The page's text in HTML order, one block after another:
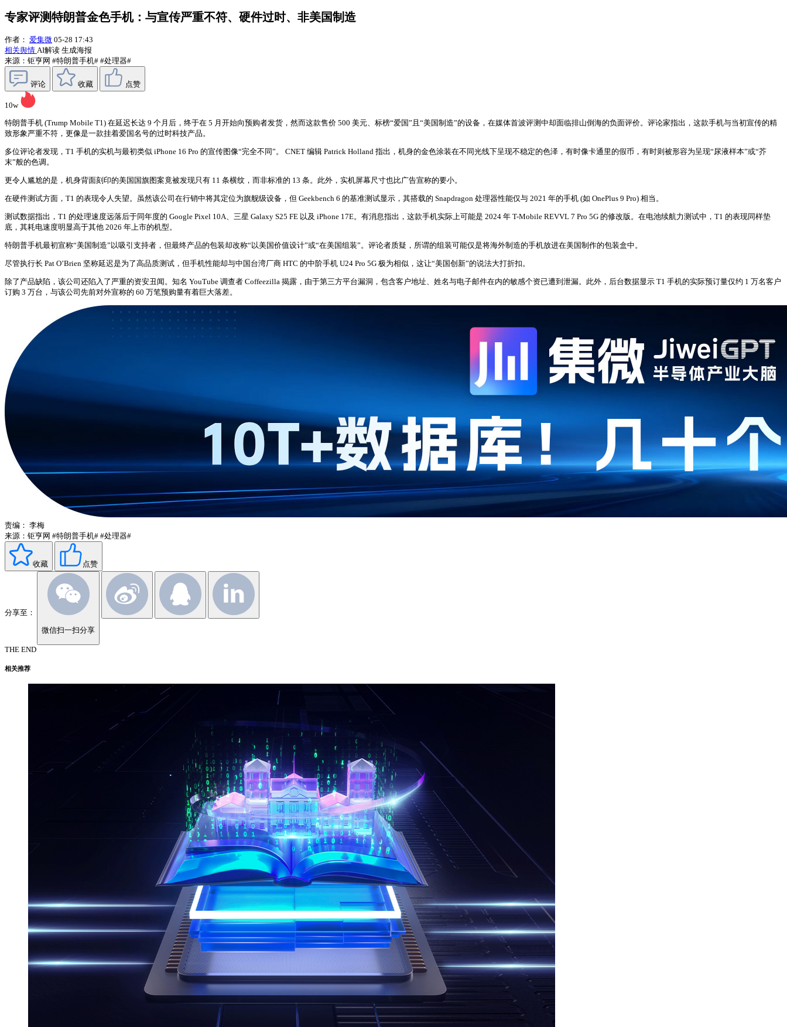
专家评测特朗普金色手机：与宣传严重不符、硬件过时、非美国制造
作者： 爱集微 05-28 17:43
相关舆情 AI解读 生成海报
来源：钜亨网 #特朗普手机# #处理器#
评论 收藏 点赞
10w
特朗普手机 (Trump Mobile T1) 在延迟长达 9 个月后，终于在 5 月开始向预购者发货，然而这款售价 500 美元、标榜“爱国”且“美国制造”的设备，在媒体首波评测中却面临排山倒海的负面评价。评论家指出，这款手机与当初宣传的精
致形象严重不符，更像是一款挂着爱国名号的过时科技产品。
多位评论者发现，T1 手机的实机与最初类似 iPhone 16 Pro 的宣传图像“完全不同”。 CNET 编辑 Patrick Holland 指出，机身的金色涂装在不同光线下呈现不稳定的色泽，有时像卡通里的假币，有时则被形容为呈现“尿液样本”或“芥
末”般的色调。
更令人尴尬的是，机身背面刻印的美国国旗图案竟被发现只有 11 条横纹，而非标准的 13 条。此外，实机屏幕尺寸也比广告宣称的要小。
在硬件测试方面，T1 的表现令人失望。虽然该公司在行销中将其定位为旗舰级设备，但 Geekbench 6 的基准测试显示，其搭载的 Snapdragon 处理器性能仅与 2021 年的手机 (如 OnePlus 9 Pro) 相当。
测试数据指出，T1 的处理速度远落后于同年度的 Google Pixel 10A、三星 Galaxy S25 FE 以及 iPhone 17E。有消息指出，这款手机实际上可能是 2024 年 T-Mobile REVVL 7 Pro 5G 的修改版。在电池续航力测试中，T1 的表现同样垫
底，其耗电速度明显高于其他 2026 年上市的机型。
特朗普手机最初宣称“美国制造”以吸引支持者，但最终产品的包装却改称“以美国价值设计”或“在美国组装”。评论者质疑，所谓的组装可能仅是将海外制造的手机放进在美国制作的包装盒中。
尽管执行长 Pat O’Brien 坚称延迟是为了高品质测试，但手机性能却与中国台湾厂商 HTC 的中阶手机 U24 Pro 5G 极为相似，这让“美国创新”的说法大打折扣。
除了产品缺陷，该公司还陷入了严重的资安丑闻。知名 YouTube 调查者 Coffeezilla 揭露，由于第三方平台漏洞，包含客户地址、姓名与电子邮件在内的敏感个资已遭到泄漏。此外，后台数据显示 T1 手机的实际预订量仅约 1 万名客户
订购 3 万台，与该公司先前对外宣称的 60 万笔预购量有着巨大落差。
责编： 李梅
来源：钜亨网 #特朗普手机# #处理器#
收藏 点赞
分享至：
微信扫一扫分享
THE END
相关推荐